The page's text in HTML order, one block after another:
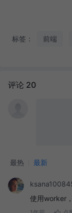
标签： 前端
评论 20
最热 最新
使用worker